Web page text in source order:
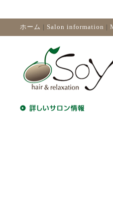
ホーム | Salon information |